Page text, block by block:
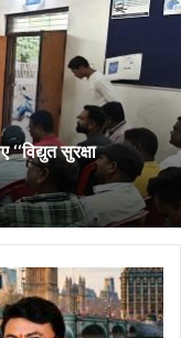
सुरक्षा